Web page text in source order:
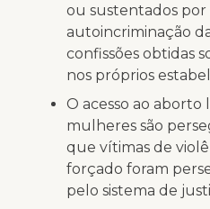
ou sustentados por
autoincriminação
confissões obtidas
nos próprios
O acesso ao aborto
mulheres são
que vítimas de
forçado foram
pelo sistema de